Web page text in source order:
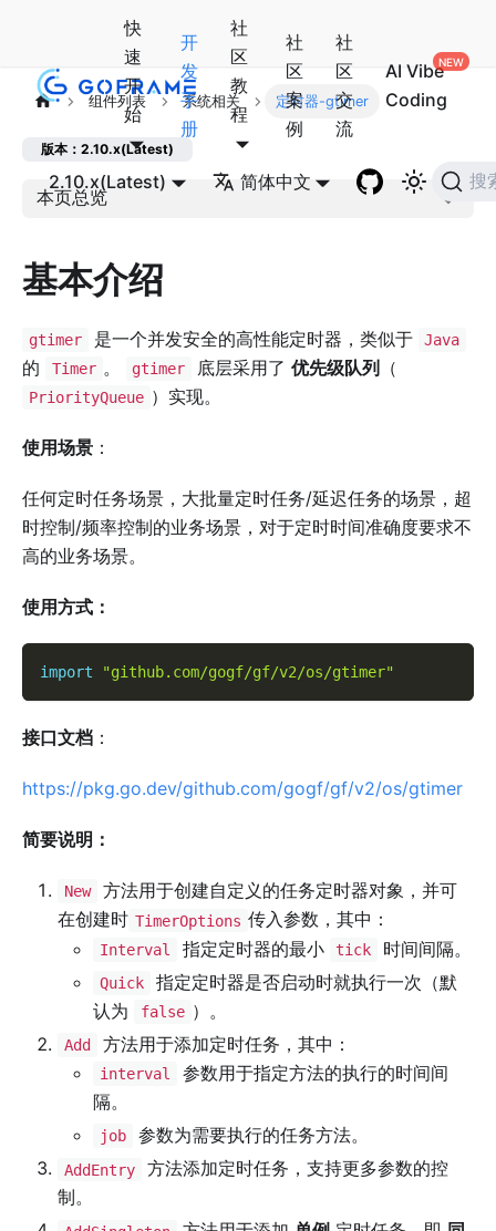
快
速
开
始
开
发
手
册
社
区
教
程
社
区
案
例
社
区
交
流
AI Vibe
Coding
2.10.x(Latest) 简体中文 搜
组件列表 系统相关 定时器-gtimer
版本：2.10.x(Latest)
本页总览
基本介绍
gtimer 是一个并发安全的高性能定时器，类似于 Java
的 Timer 。 gtimer 底层采用了 优先级队列 （
PriorityQueue ）实现。
使用场景 ：
任何定时任务场景，大批量定时任务/延迟任务的场景，超
时控制/频率控制的业务场景，对于定时时间准确度要求不
高的业务场景。
使用方式：
import "github.com/gogf/gf/v2/os/gtimer"
接口文档 ：
https://pkg.go.dev/github.com/gogf/gf/v2/os/gtimer
简要说明：
New
方法用于创建自定义的任务定时器对象，并可
在创建时 TimerOptions 传入参数，其中：
Interval 指定定时器的最小 tick 时间间隔。
Quick
指定定时器是否启动时就执行一次（默
认为
false ）。
Add 方法用于添加定时任务，其中：
interval
参数用于指定方法的执行的时间间
隔。
job 参数为需要执行的任务方法。
AddEntry
方法添加定时任务，支持更多参数的控
制。